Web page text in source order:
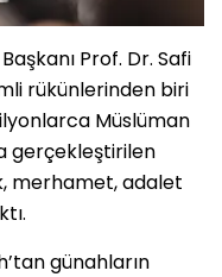
Prof. Dr. Safi
rükünlerinden biri
Müslüman
gerçekleştirilen
merhamet, adalet
günahların